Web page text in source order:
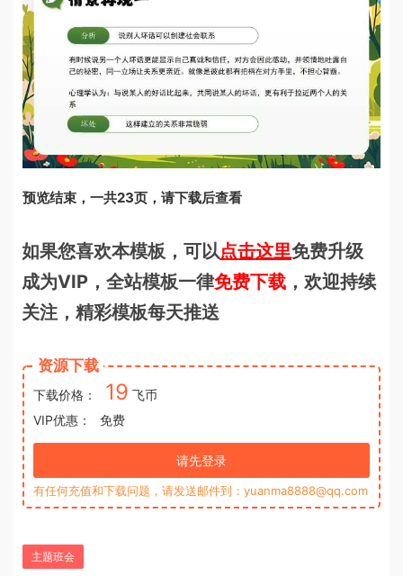
预览结束，一共23页，请下载后查看
如果您喜欢本模板，可以点击这里免费升级
成为VIP，全站模板一律免费下载 ，欢迎持续
关注，精彩模板每天推送
资源下载
下载价格： 19 飞币
VIP优惠：
免费
请先登录
有任何充值和下载问题，请发送邮件到：yuanma8888@qq.com
主题班会